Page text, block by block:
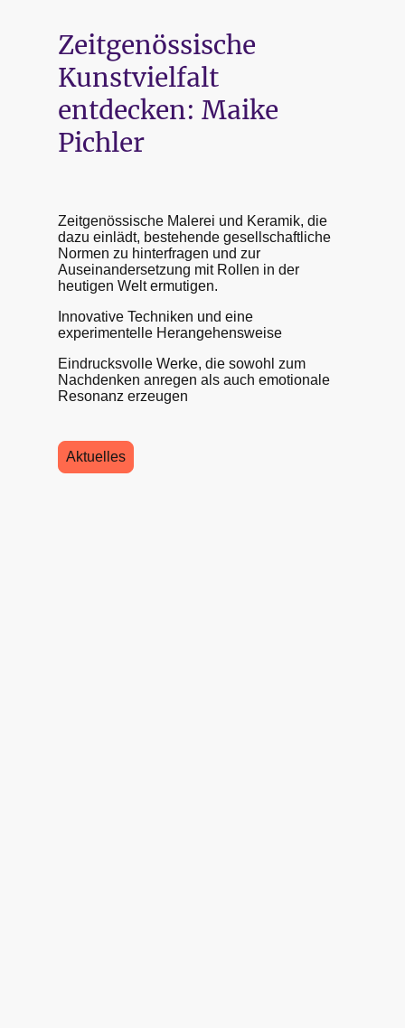
Zeitgenössische
Kunstvielfalt
entdecken: Maike
Pichler
Zeitgenössische Malerei und Keramik, die
dazu einlädt, bestehende gesellschaftliche
Normen zu hinterfragen und zur
Auseinandersetzung mit Rollen in der
heutigen Welt ermutigen.
Innovative Techniken und eine
experimentelle Herangehensweise
Eindrucksvolle Werke, die sowohl zum
Nachdenken anregen als auch emotionale
Resonanz erzeugen
Aktuelles